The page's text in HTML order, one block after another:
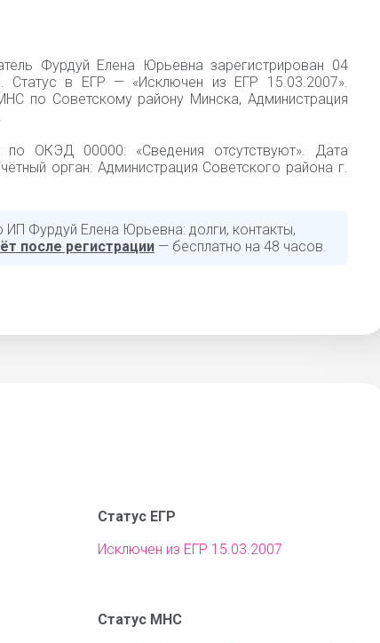
Фурдуй Елена Юрьевна зарегистрирован 04
Статус в ЕГР — «Исключен из ЕГР 15.03.2007».
по Советскому району Минска, Администрация
по ОКЭД 00000: «Cведения отсутствуют». Дата
орган: Администрация Советского района г.
Фурдуй Елена Юрьевна: долги, контакты,
после регистрации — бесплатно на 48 часов.
Статус ЕГР
Исключен из ЕГР 15.03.2007
Статус МНС